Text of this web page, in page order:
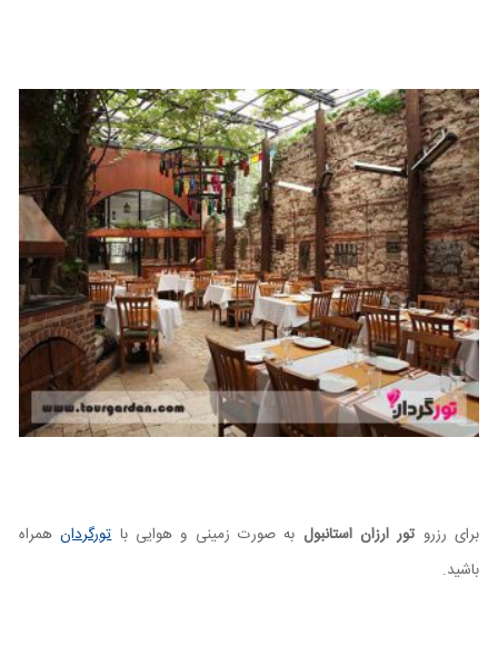
برای رزرو تور ارزان استانبول به صورت زمینی و هوایی باتورگردانهمراه
باشید.